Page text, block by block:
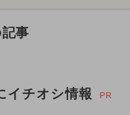
事
イチオシ情報 PR